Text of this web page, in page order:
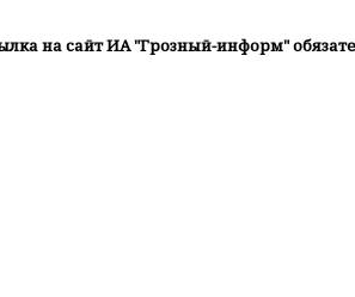
на сайт ИА "Грозный-информ"